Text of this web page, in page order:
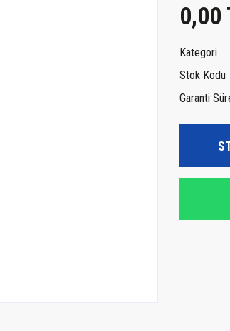
0,00
Kategori
Stok Kodu
Garanti